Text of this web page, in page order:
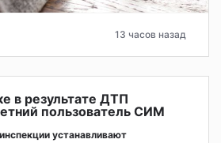
13 часов назад
в результате ДТП
пользователь СИМ
устанавливают